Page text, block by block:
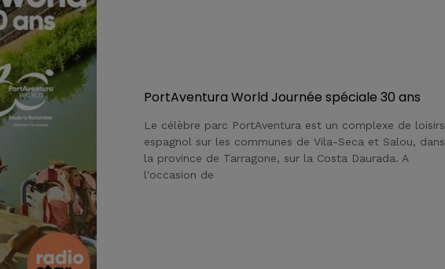
PortAventura World Journée spéciale 30 ans
Le célèbre parc PortAventura est un complexe de loisirs
espagnol sur les communes de Vila-Seca et Salou, dans
la province de Tarragone, sur la Costa Daurada. A
l'occasion de